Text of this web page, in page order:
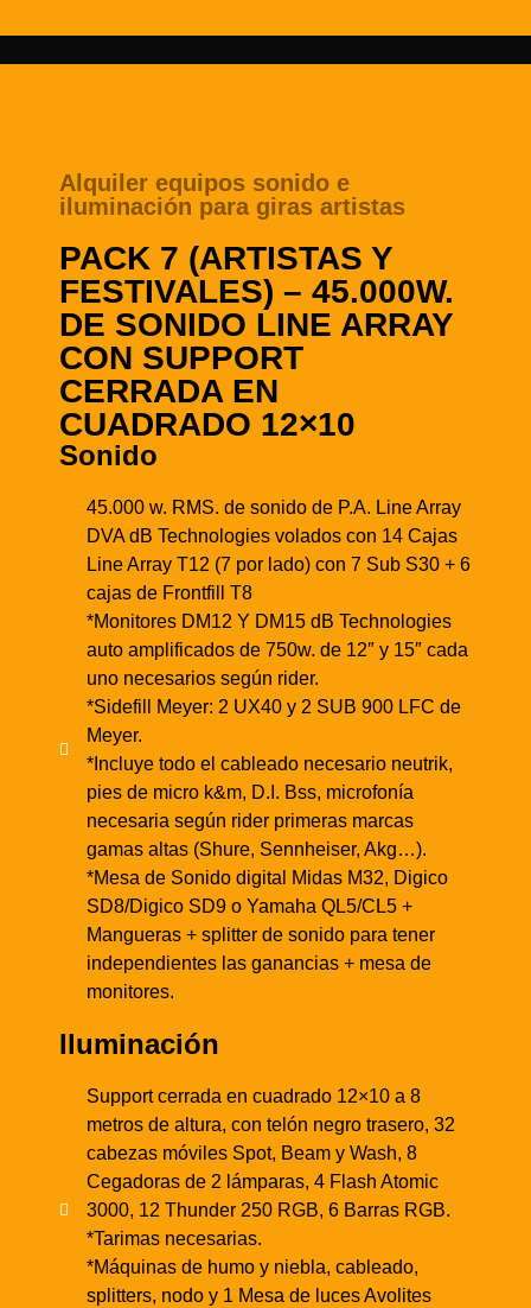
Alquiler equipos sonido e
iluminación para giras artistas
PACK 7 (ARTISTAS Y
FESTIVALES) – 45.000W.
DE SONIDO LINE ARRAY
CON SUPPORT
CERRADA EN
CUADRADO 12×10
Sonido
45.000 w. RMS. de sonido de P.A. Line Array
DVA dB Technologies volados con 14 Cajas
Line Array T12 (7 por lado) con 7 Sub S30 + 6
cajas de Frontfill T8
*Monitores DM12 Y DM15 dB Technologies
auto amplificados de 750w. de 12″ y 15″ cada
uno necesarios según rider.
*Sidefill Meyer: 2 UX40 y 2 SUB 900 LFC de
Meyer.
*Incluye todo el cableado necesario neutrik,
pies de micro k&m, D.I. Bss, microfonía
necesaria según rider primeras marcas
gamas altas (Shure, Sennheiser, Akg…).
*Mesa de Sonido digital Midas M32, Digico
SD8/Digico SD9 o Yamaha QL5/CL5 +
Mangueras + splitter de sonido para tener
independientes las ganancias + mesa de
monitores.
Iluminación
Support cerrada en cuadrado 12×10 a 8
metros de altura, con telón negro trasero, 32
cabezas móviles Spot, Beam y Wash, 8
Cegadoras de 2 lámparas, 4 Flash Atomic
3000, 12 Thunder 250 RGB, 6 Barras RGB.
*Tarimas necesarias.
*Máquinas de humo y niebla, cableado,
splitters, nodo y 1 Mesa de luces Avolites